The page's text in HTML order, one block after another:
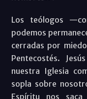
Los teólogos
podemos
cerradas por
Pentecostés.
nuestra Iglesia
sopla sobre
Espíritu nos